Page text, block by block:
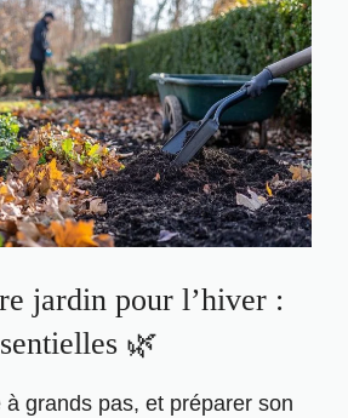
jardin pour l’hiver :
🌿
à grands pas, et préparer son